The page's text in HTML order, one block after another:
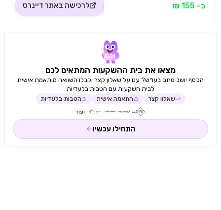
ב- 155 ₪
לרכישה באתר דיינרס
מצאו את בית ההשקעות המתאים לכם
הכסף יושב סתם בעו״ש? ענו על שאלון קצר וקבלו השוואה מותאמת אישית
לבית השקעות עם הטבות בלעדיות
שאלון קצר התאמה אישית הטבות בלעדיות
ועוד
התחילו עכשיו